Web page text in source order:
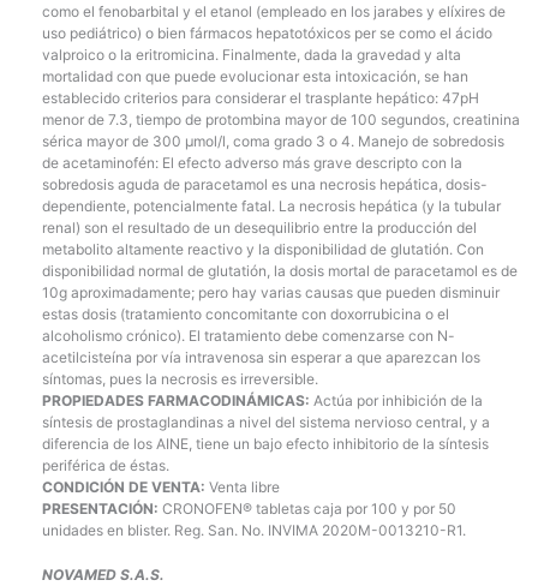
como el fenobarbital y el etanol (empleado en los jarabes y elíxires de
uso pediátrico) o bien fármacos hepatotóxicos per se como el ácido
valproico o la eritromicina. Finalmente, dada la gravedad y alta
mortalidad con que puede evolucionar esta intoxicación, se han
establecido criterios para considerar el trasplante hepático: 47pH
menor de 7.3, tiempo de protombina mayor de 100 segundos, creatinina
sérica mayor de 300 µmol/l, coma grado 3 o 4. Manejo de sobredosis
de acetaminofén: El efecto adverso más grave descripto con la
sobredosis aguda de paracetamol es una necrosis hepática, dosis-
dependiente, potencialmente fatal. La necrosis hepática (y la tubular
renal) son el resultado de un desequilibrio entre la producción del
metabolito altamente reactivo y la disponibilidad de glutatión. Con
disponibilidad normal de glutatión, la dosis mortal de paracetamol es de
10g aproximadamente; pero hay varias causas que pueden disminuir
estas dosis (tratamiento concomitante con doxorrubicina o el
alcoholismo crónico). El tratamiento debe comenzarse con N-
acetilcisteína por vía intravenosa sin esperar a que aparezcan los
síntomas, pues la necrosis es irreversible.
PROPIEDADES FARMACODINÁMICAS: Actúa por inhibición de la
síntesis de prostaglandinas a nivel del sistema nervioso central, y a
diferencia de los AINE, tiene un bajo efecto inhibitorio de la síntesis
periférica de éstas.
CONDICIÓN DE VENTA: Venta libre
PRESENTACIÓN: CRONOFEN® tabletas caja por 100 y por 50
unidades en blister. Reg. San. No. INVIMA 2020M-0013210-R1.
NOVAMED S.A.S.